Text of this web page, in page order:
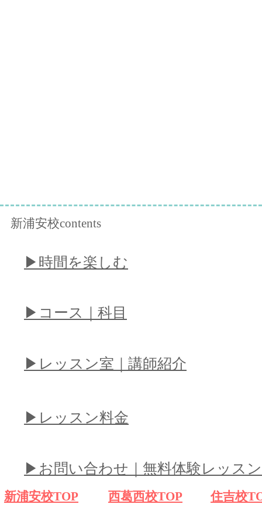
新浦安校contents
​▶︎時間を楽しむ
​▶︎コース｜科目
​▶︎レッスン室｜講師紹介
​▶︎レッスン料金
​▶︎お問い合わせ｜無料体験レッスン
​新浦安校TOP ​西葛西校TOP 住吉校